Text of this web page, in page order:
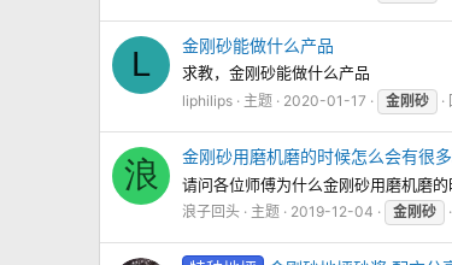
L 金刚砂能做什么产品
求教，金刚砂能做什么产品
liphilips 主题 2020-01-17 金刚砂
浪 金刚砂用磨机磨的时候怎么会有很
请问各位师傅为什么金刚砂用磨机磨
浪子回头 主题 2019-12-04 金刚砂